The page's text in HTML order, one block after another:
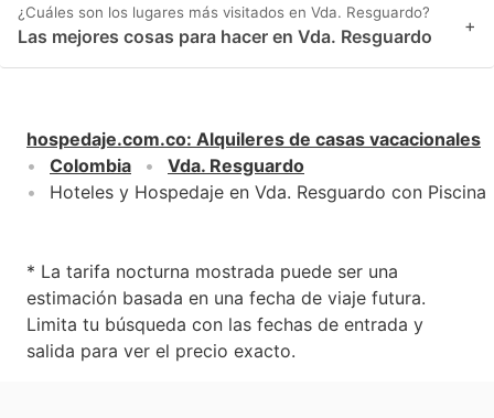
¿Cuáles son los lugares más visitados en Vda. Resguardo?
Las mejores cosas para hacer en Vda. Resguardo +
hospedaje.com.co: Alquileres de casas vacacionales
Colombia
Vda. Resguardo
Hoteles y Hospedaje en Vda. Resguardo con Piscina
* La tarifa nocturna mostrada puede ser una
estimación basada en una fecha de viaje futura.
Limita tu búsqueda con las fechas de entrada y
salida para ver el precio exacto.